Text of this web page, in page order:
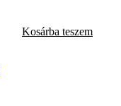
Kosárba teszem